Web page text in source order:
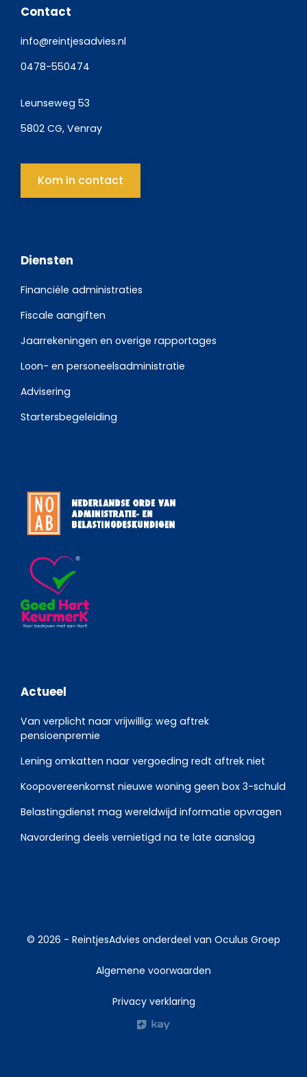
Contact
info@reintjesadvies.nl
0478-550474
Leunseweg 53
5802 CG, Venray
Kom in contact
Diensten
Financiële administraties
Fiscale aangiften
Jaarrekeningen en overige rapportages
Loon- en personeelsadministratie
Advisering
Startersbegeleiding
Actueel
Van verplicht naar vrijwillig: weg aftrek
pensioenpremie
Lening omkatten naar vergoeding redt aftrek niet
Koopovereenkomst nieuwe woning geen box 3-schuld
Belastingdienst mag wereldwijd informatie opvragen
Navordering deels vernietigd na te late aanslag
© 2026 - ReintjesAdvies onderdeel van Oculus Groep
Algemene voorwaarden
Privacy verklaring